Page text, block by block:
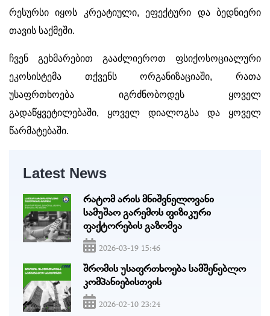
რესურსი იყოს კრეატიული, ეფექტური და ბედნიერი
თავის საქმეში.
ჩვენ გეხმარებით გააძლიეროთ ფსიქოსოციალური
ეკოსისტემა თქვენს ორგანიზაციაში, რათა
უსაფრთხოება იგრძნობოდეს ყოველ
გადაწყვეტილებაში, ყოველ დიალოგსა და ყოველ
წარმატებაში.
Latest News
რატომ არის მნიშვნელოვანი
სამუშაო გარემოს ფიზიკური
ფაქტორების გაზომვა
2026-03-19 15:46
შრომის უსაფრთხოება სამშენებლო
კომპანიებისთვის
2026-02-10 23:24